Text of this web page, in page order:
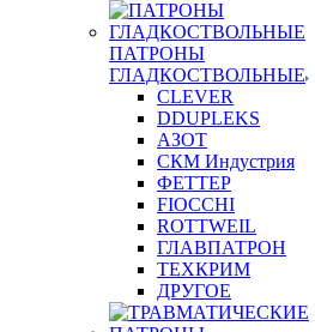
ПАТРОНЫ
ГЛАДКОСТВОЛЬНЫЕ
CLEVER
DDUPLEKS
АЗОТ
СКМ Индустрия
ФЕТТЕР
FIOCCHI
ROTTWEIL
ГЛАВПАТРОН
ТЕХКРИМ
ДРУГОЕ